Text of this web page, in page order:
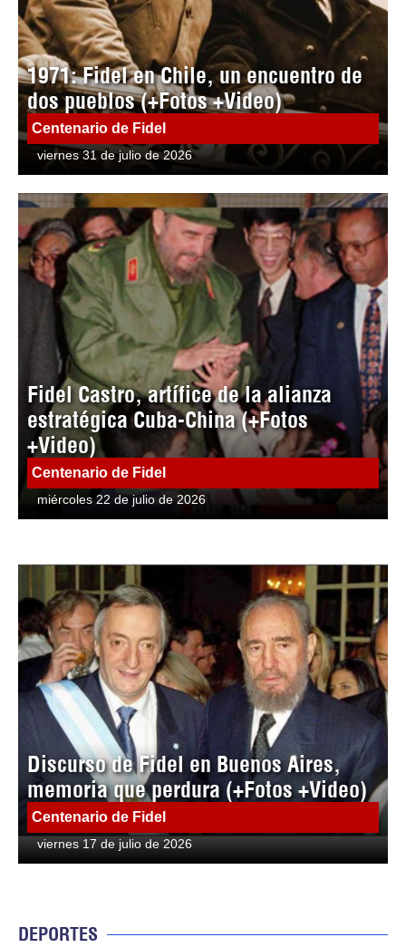
1971: Fidel en Chile, un encuentro de
dos pueblos (+Fotos +Video)
Centenario de Fidel
viernes 31 de julio de 2026
Fidel Castro, artífice de la alianza
estratégica Cuba-China (+Fotos
+Video)
Centenario de Fidel
miércoles 22 de julio de 2026
Discurso de Fidel en Buenos Aires,
memoria que perdura (+Fotos +Video)
Centenario de Fidel
viernes 17 de julio de 2026
DEPORTES